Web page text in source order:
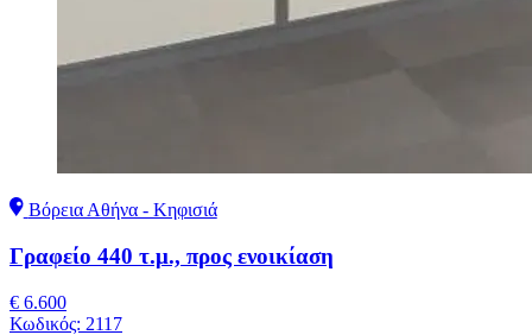
Βόρεια Αθήνα - Κηφισιά
Γραφείο 440 τ.μ., προς ενοικίαση
€ 6.600
Κωδικός: 2117